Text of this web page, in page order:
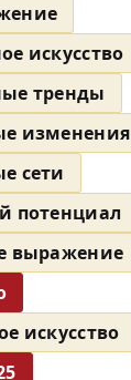
искусство
тренды
изменения
сети
потенциал
выражение
искусство